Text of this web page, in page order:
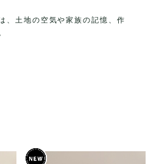
、土地の空気や家族の記憶、作